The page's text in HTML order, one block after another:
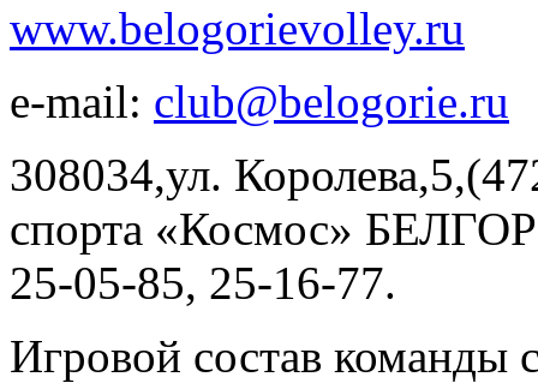
www.belogorievolley.ru
e-mail: club@belogorie.ru
308034,ул.
спорта «Космос»
25-05-85, 25-16-77.
Игровой состав команды